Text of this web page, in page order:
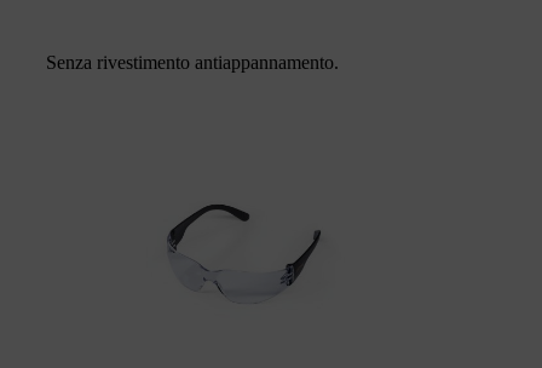
Senza rivestimento antiappannamento.